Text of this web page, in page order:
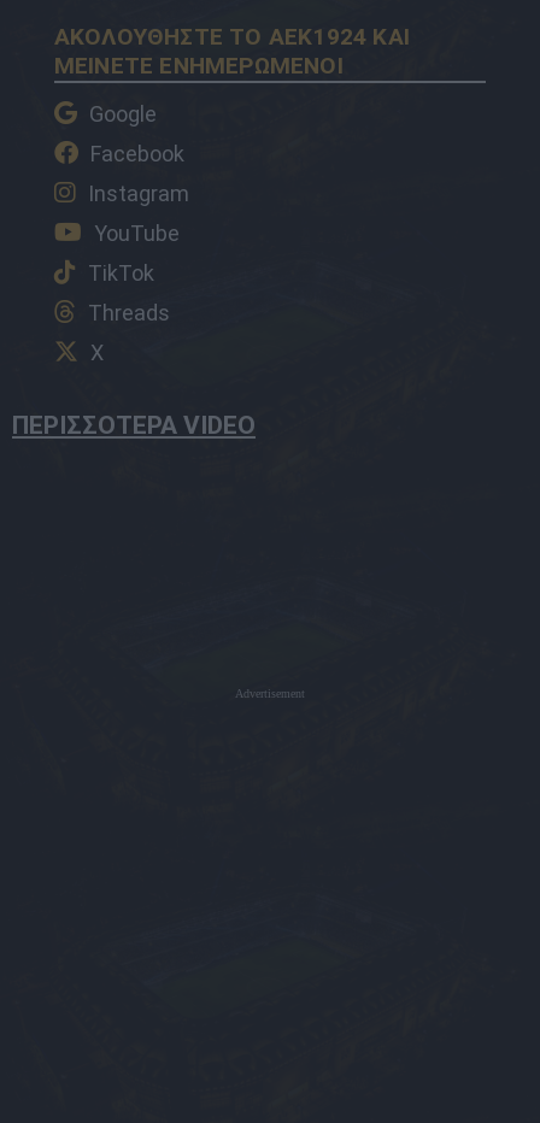
ΑΚΟΛΟΥΘΗΣΤΕ ΤΟ AEK1924 ΚΑΙ
ΜΕΙΝΕΤΕ ΕΝΗΜΕΡΩΜΕΝΟΙ
Google
Facebook
Instagram
YouTube
TikTok
Threads
X
ΠΕΡΙΣΣΟΤΕΡΑ VIDEO
Advertisement